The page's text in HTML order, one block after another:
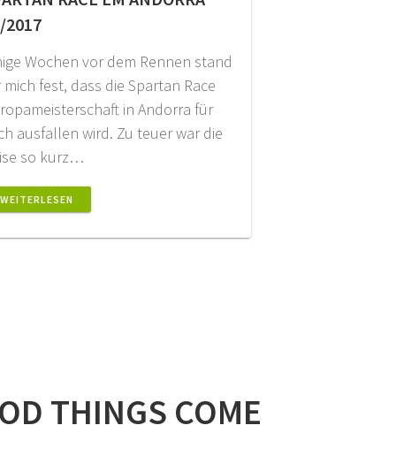
2017
Wochen vor dem Rennen stand
fest, dass die Spartan Race
in Andorra für
ausfallen wird. Zu teuer war die
so kurz…
WEITERLESEN
THINGS COME